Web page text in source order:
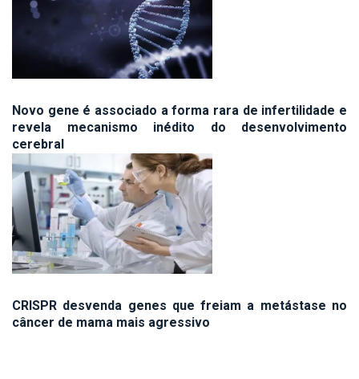
Novo gene é associado a forma rara de infertilidade e
revela mecanismo inédito do desenvolvimento
cerebral
CRISPR desvenda genes que freiam a metástase no
câncer de mama mais agressivo